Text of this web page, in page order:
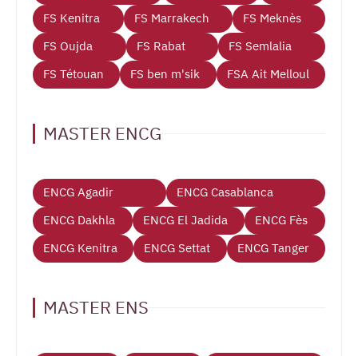
FS Kenitra
FS Marrakech
FS Meknès
FS Oujda
FS Rabat
FS Semlalia
FS Tétouan
FS ben m'sik FSA Ait Melloul
MASTER ENCG
ENCG Agadir
ENCG Casablanca
ENCG Dakhla
ENCG El Jadida
ENCG Fès
ENCG Kenitra
ENCG Settat ENCG Tanger
MASTER ENS